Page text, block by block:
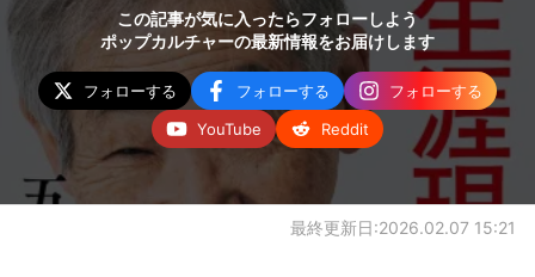
この記事が気に入ったらフォローしよう
ポップカルチャーの最新情報をお届けします
フォローする フォローする
フォローする
YouTube
Reddit
最終更新日:2026.02.07 15:21